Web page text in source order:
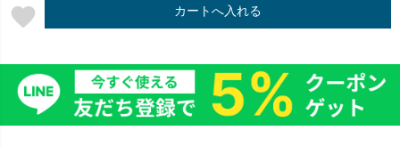
favorite カートへ入れる